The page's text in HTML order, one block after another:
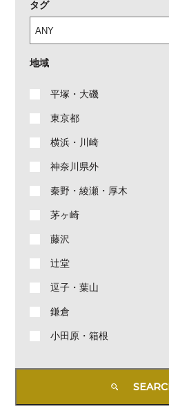
タグ
地域
平塚・大磯
東京都
横浜・川崎
神奈川県外
秦野・綾瀬・厚木
茅ヶ崎
藤沢
辻堂
逗子・葉山
鎌倉
小田原・箱根